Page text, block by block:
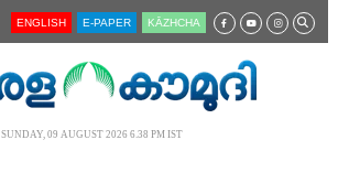
ENGLISH E-PAPER KĀZHCHA
SUNDAY, 09 AUGUST 2026 6.38 PM IST